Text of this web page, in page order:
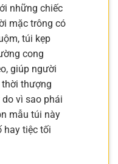
những chiếc
mặc trông có
túi kẹp
cong
giúp người
thượng
vì sao phái
mẫu túi này
hay tiệc tối